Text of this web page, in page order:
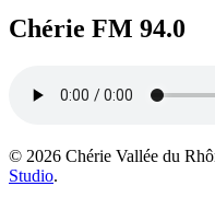
Chérie FM 94.0
© 2026 Chérie Vallée du
Studio.